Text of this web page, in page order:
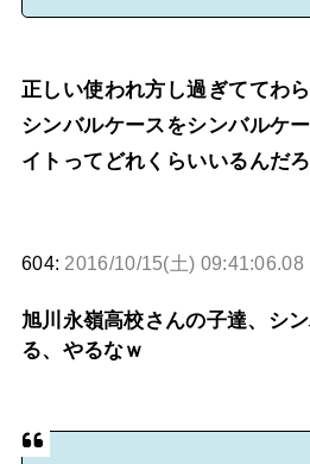
正しい使われ方し過ぎててわ
シンバルケースをシンバルケ
イトってどれくらいいるんだ
604: 2016/10/15(土) 09:41:06.08
旭川永嶺高校さんの子達、シ
る、やるなｗ